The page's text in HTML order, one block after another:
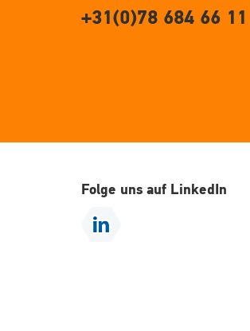
+31(0)78 684 66 11
Folge uns auf LinkedIn